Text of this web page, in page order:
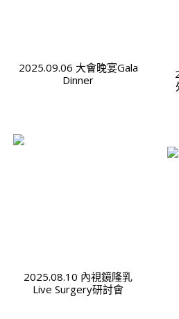
2025.09.06 大會晚宴Gala
Dinner
2025.08.10 內視鏡隆乳
Live Surgery研討會